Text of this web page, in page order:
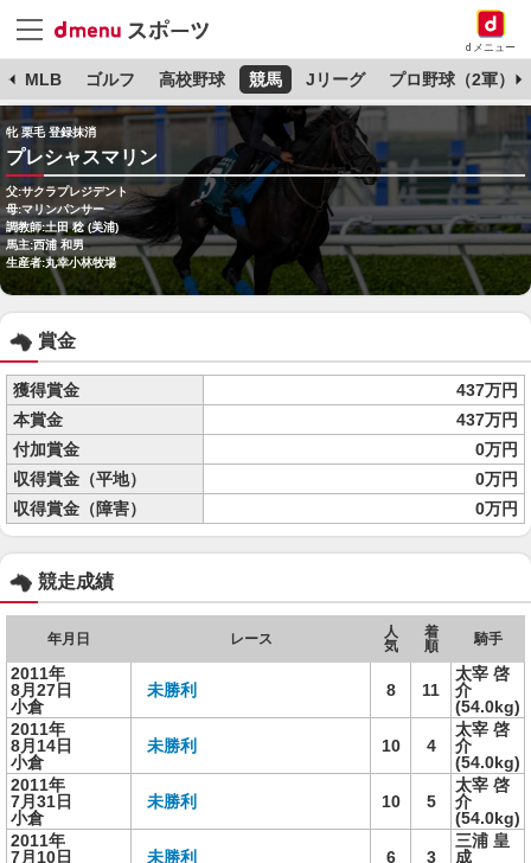
dメニュー
MLB ゴルフ 高校野球 競馬 Jリーグ プロ野球（2軍）
牝 栗毛 登録抹消
プレシャスマリン
父:サクラプレジデント
母:マリンパンサー
調教師:土田 稔 (美浦)
馬主:西浦 和男
生産者:丸幸小林牧場
賞金
獲得賞金
437万円
本賞金
437万円
付加賞金
0万円
収得賞金（平地）
0万円
収得賞金（障害）
0万円
競走成績
年月日 レース
人
気
着
順
騎手
2011年
8月27日
小倉
未勝利 8 11
太宰 啓
介
(54.0kg)
2011年
8月14日
小倉
未勝利 10 4
太宰 啓
介
(54.0kg)
2011年
7月31日
小倉
未勝利 10 5
太宰 啓
介
(54.0kg)
2011年
7月10日
未勝利 6 3
三浦 皇
成